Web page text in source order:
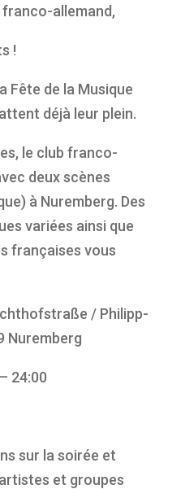
franco-allemand,
!
Fête de la Musique
déjà leur plein.
le club franco-
deux scènes
à Nuremberg. Des
variées ainsi que
françaises vous
/ Philipp-
Nuremberg
24:00
sur la soirée et
et groupes